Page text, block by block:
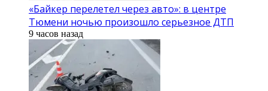
«Байкер перелетел через авто»: в центре
Тюмени ночью произошло серьезное ДТП
9 часов назад